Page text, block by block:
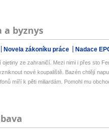
a byznys
Novela zákoníku práce Nadace
ze zahraničí. Mezi nimi i přes sto
nové koupaliště. Bazén chtějí
míří k pěti miliardám. Pomohl mu